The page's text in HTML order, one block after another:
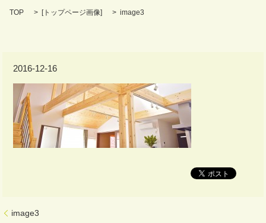
TOP [トップページ画像] image3
2016-12-16
image3